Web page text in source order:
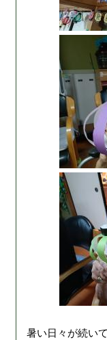
暑い日々が続い